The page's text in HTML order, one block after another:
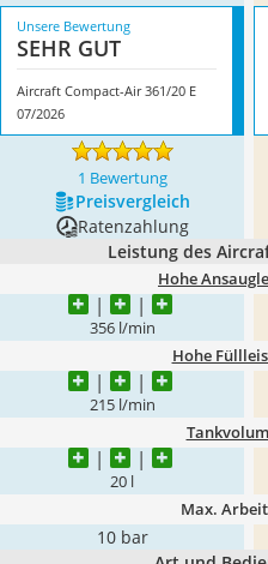
Unsere Bewertung
SEHR GUT
Aircraft Compact-Air 361/20 E
07/2026
1 Bewertung
Preis­vergleich
Ratenzahlung
Leistung des
Hohe
356 l/min
Hohe
215 l/min
20 l
Max.
10 bar